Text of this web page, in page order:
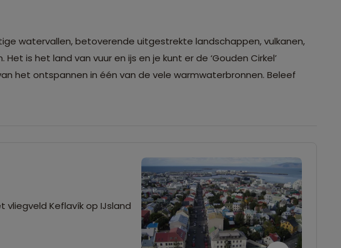
watervallen, betoverende uitgestrekte landschappen, vulkanen,
is het land van vuur en ijs en je kunt er de ‘Gouden Cirkel’
het ontspannen in één van de vele warmwaterbronnen. Beleef
Keflavík op IJsland